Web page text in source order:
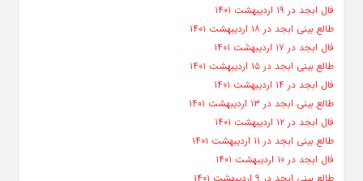
فال ابجد در ۱۹ اردیبهشت ۱۴۰۱
طالع بینی ابجد در ۱۸ اردیبهشت ۱۴۰۱
فال ابجد در ۱۷ اردیبهشت ۱۴۰۱
طالع بینی ابجد در ۱۵ اردیبهشت ۱۴۰۱
فال ابجد در ۱۴ اردیبهشت ۱۴۰۱
طالع بینی ابجد در ۱۳ اردیبهشت ۱۴۰۱
فال ابجد در ۱۲ اردیبهشت ۱۴۰۱
طالع بینی ابجد در ۱۱ اردیبهشت ۱۴۰۱
فال ابجد در ۱۰ اردیبهشت ۱۴۰۱